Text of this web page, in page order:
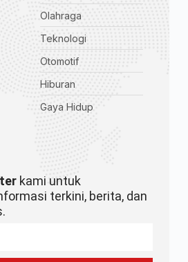
Olahraga
Teknologi
Otomotif
Hiburan
Gaya Hidup
kami untuk
terkini, berita, dan